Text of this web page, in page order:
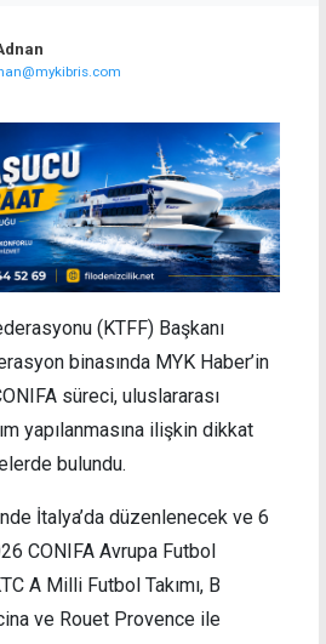
(KTFF) Başkanı
binasında MYK Haber’in
süreci, uluslararası
yapılanmasına ilişkin dikkat
bulundu.
İtalya’da düzenlenecek ve 6
CONIFA Avrupa Futbol
A Milli Futbol Takımı, B
ve Rouet Provence ile